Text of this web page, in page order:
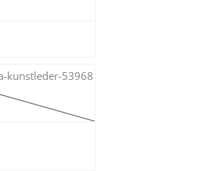
schwarz
(Diese Option ist zurzeit nicht verfügbar.)